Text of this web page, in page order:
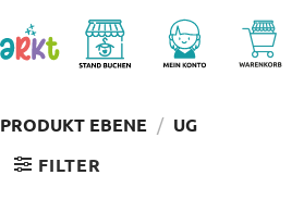
PRODUKT EBENE / UG
FILTER